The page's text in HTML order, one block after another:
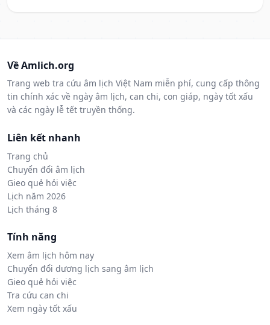
Về Amlich.org
Trang web tra cứu âm lịch Việt Nam miễn phí, cung cấp thông
tin chính xác về ngày âm lịch, can chi, con giáp, ngày tốt xấu
và các ngày lễ tết truyền thống.
Liên kết nhanh
Trang chủ
Chuyển đổi âm lịch
Gieo quẻ hỏi việc
Lịch năm 2026
Lịch tháng 8
Tính năng
Xem âm lịch hôm nay
Chuyển đổi dương lịch sang âm lịch
Gieo quẻ hỏi việc
Tra cứu can chi
Xem ngày tốt xấu